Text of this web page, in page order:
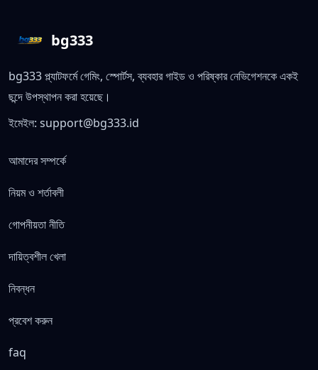
bg333
bg333 প্ল্যাটফর্মে গেমিং, স্পোর্টস, ব্যবহার গাইড ও পরিষ্কার নেভিগেশনকে একই
ছন্দে উপস্থাপন করা হয়েছে।
ইমেইল: support@bg333.id
আমাদের সম্পর্কে
নিয়ম ও শর্তাবলী
গোপনীয়তা নীতি
দায়িত্বশীল খেলা
নিবন্ধন
প্রবেশ করুন
faq